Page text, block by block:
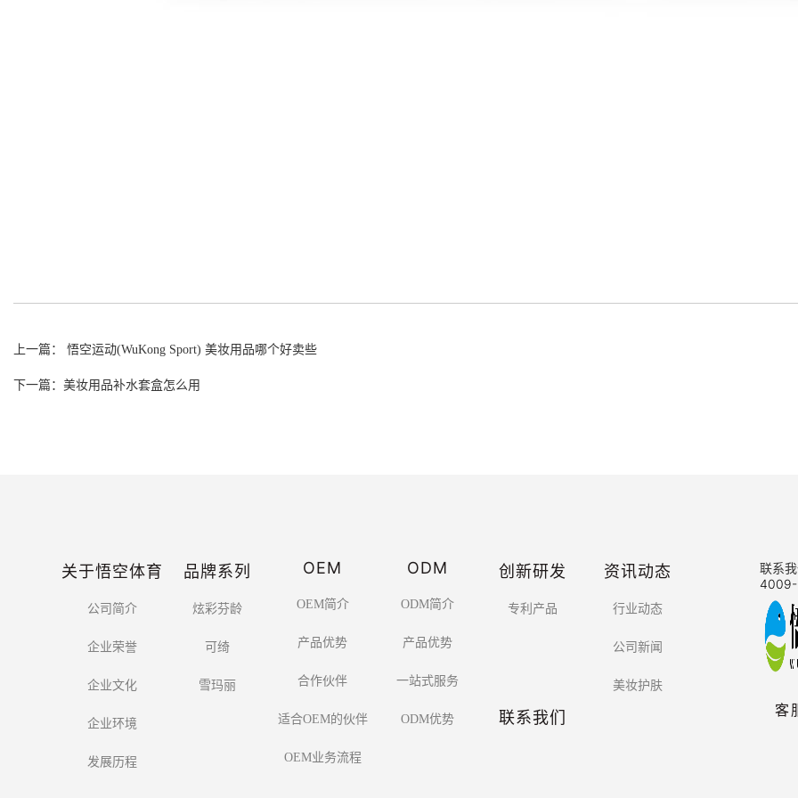
上一篇： 悟空运动(WuKong Sport) 美妆用品哪个好卖些
下一篇：美妆用品补水套盒怎么用
关于悟空体育
公司简介
企业荣誉
企业文化
企业环境
发展历程
品牌系列
炫彩芬龄
可绮
雪玛丽
OEM
OEM简介
产品优势
合作伙伴
适合OEM的伙伴
OEM业务流程
ODM
ODM简介
产品优势
一站式服务
ODM优势
创新研发
专利产品
资讯动态
行业动态
公司新闻
美妆护肤
联系我们
联系
客